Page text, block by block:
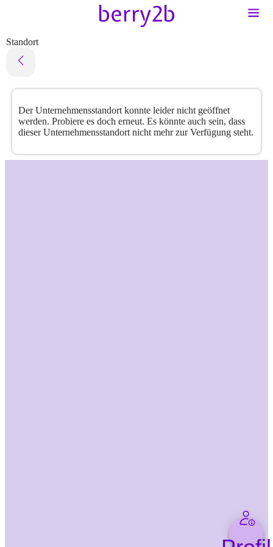
Standort
Der Unternehmensstandort konnte leider nicht geöffnet
werden. Probiere es doch erneut. Es könnte auch sein, dass
dieser Unternehmensstandort nicht mehr zur Verfügung steht.